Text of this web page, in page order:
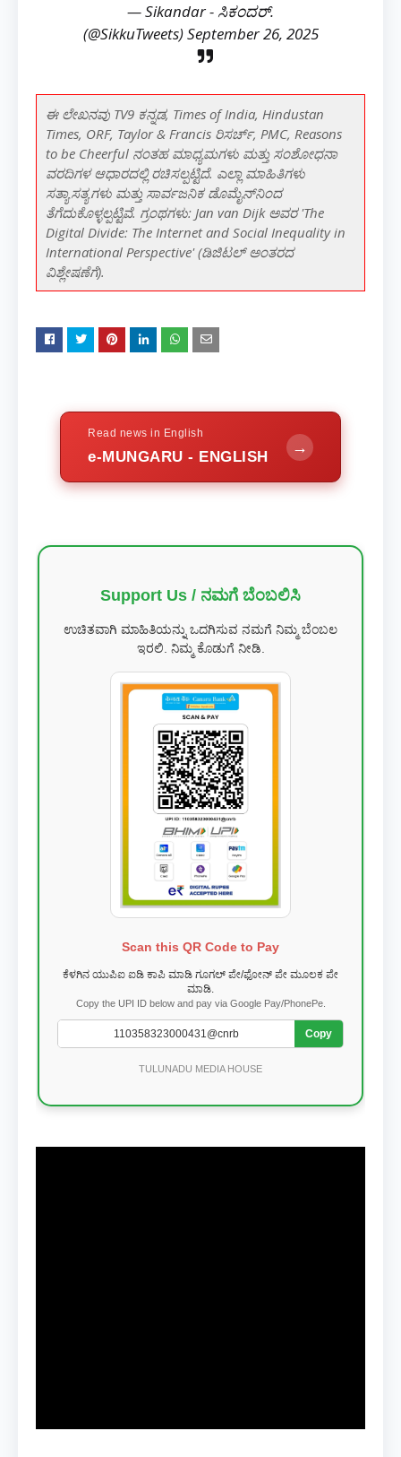
— Sikandar - ಸಿಕಂದರ್.
(@SikkuTweets)September 26, 2025
ಈ ಲೇಖನವು TV9 ಕನ್ನಡ, Times of India, Hindustan
Times, ORF, Taylor & Francis ರಿಸರ್ಚ್, PMC, Reasons
to be Cheerful ನಂತಹ ಮಾಧ್ಯಮಗಳು ಮತ್ತು ಸಂಶೋಧನಾ
ವರದಿಗಳ ಆಧಾರದಲ್ಲಿ ರಚಿಸಲ್ಪಟ್ಟಿದೆ. ಎಲ್ಲಾ ಮಾಹಿತಿಗಳು
ಸತ್ಯಾಸತ್ಯಗಳು ಮತ್ತು ಸಾರ್ವಜನಿಕ ಡೊಮೈನ್‌ನಿಂದ
ತೆಗೆದುಕೊಳ್ಳಲ್ಪಟ್ಟಿವೆ. ಗ್ರಂಥಗಳು: Jan van Dijk ಅವರ 'The
Digital Divide: The Internet and Social Inequality in
International Perspective' (ಡಿಜಿಟಲ್ ಅಂತರದ
ವಿಶ್ಲೇಷಣೆಗೆ).
Read news in English
e-MUNGARU - ENGLISH
→
Support Us / ನಮಗೆ ಬೆಂಬಲಿಸಿ
ಉಚಿತವಾಗಿ ಮಾಹಿತಿಯನ್ನು ಒದಗಿಸುವ ನಮಗೆ ನಿಮ್ಮ ಬೆಂಬಲ
ಇರಲಿ. ನಿಮ್ಮ ಕೊಡುಗೆ ನೀಡಿ.
Scan this QR Code to Pay
ಕೆಳಗಿನ ಯುಪಿಐ ಐಡಿ ಕಾಪಿ ಮಾಡಿ ಗೂಗಲ್ ಪೇ/ಫೋನ್ ಪೇ ಮೂಲಕ ಪೇ
ಮಾಡಿ.
Copy the UPI ID below and pay via Google Pay/PhonePe.
Copy
TULUNADU MEDIA HOUSE